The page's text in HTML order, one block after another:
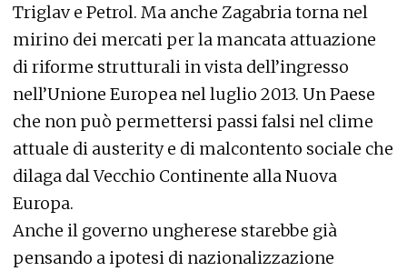
Triglav e Petrol. Ma anche Zagabria torna nel
mirino dei mercati per la mancata attuazione
di riforme strutturali in vista dell’ingresso
nell’Unione Europea nel luglio 2013. Un Paese
che non può permettersi passi falsi nel clime
attuale di austerity e di malcontento sociale che
dilaga dal Vecchio Continente alla Nuova
Europa.
Anche il governo ungherese starebbe già
pensando a ipotesi di nazionalizzazione